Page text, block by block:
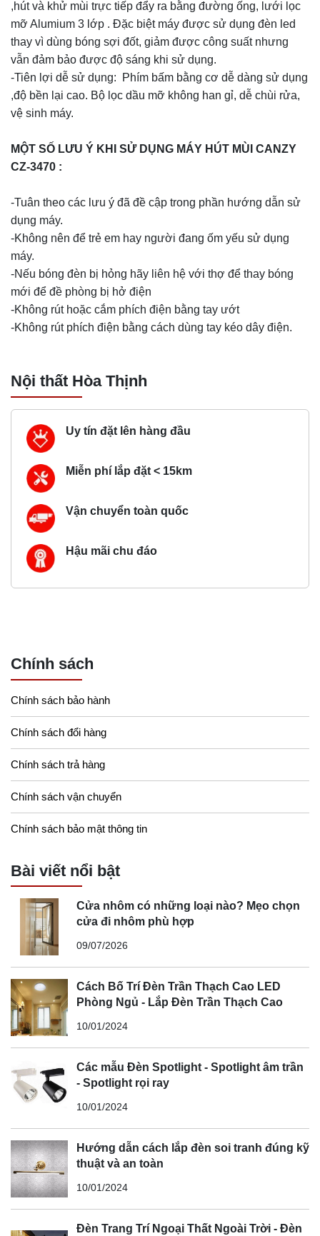
,hút và khử mùi trực tiếp đẩy ra bằng đường ống, lưới lọc
mỡ Alumium 3 lớp . Đặc biệt máy được sử dụng đèn led
thay vì dùng bóng sợi đốt, giảm được công suất nhưng
vẫn đảm bảo được độ sáng khi sử dụng.
-Tiên lợi dễ sử dụng: Phím bấm bằng cơ dễ dàng sử dụng
,độ bền lại cao. Bộ lọc dầu mỡ không han gỉ, dễ chùi rửa,
vệ sinh máy.
MỘT SỐ LƯU Ý KHI SỬ DỤNG MÁY HÚT MÙI CANZY
CZ-3470 :
-Tuân theo các lưu ý đã đề cập trong phần hướng dẫn sử
dụng máy.
-Không nên để trẻ em hay người đang ốm yếu sử dụng
máy.
-Nếu bóng đèn bị hỏng hãy liên hệ với thợ để thay bóng
mới để đề phòng bị hở điện
-Không rút hoặc cắm phích điện bằng tay ướt
-Không rút phích điện bằng cách dùng tay kéo dây điện.
Nội thất Hòa Thịnh
Uy tín đặt lên hàng đầu
Miễn phí lắp đặt < 15km
Vận chuyển toàn quốc
Hậu mãi chu đáo
Chính sách
Chính sách bảo hành
Chính sách đổi hàng
Chính sách trả hàng
Chính sách vận chuyển
Chính sách bảo mật thông tin
Bài viết nổi bật
Cửa nhôm có những loại nào? Mẹo chọn
cửa đi nhôm phù hợp
09/07/2026
Cách Bố Trí Đèn Trần Thạch Cao LED
Phòng Ngủ - Lắp Đèn Trần Thạch Cao
10/01/2024
Các mẫu Đèn Spotlight - Spotlight âm trần
- Spotlight rọi ray
10/01/2024
Hướng dẫn cách lắp đèn soi tranh đúng kỹ
thuật và an toàn
10/01/2024
Đèn Trang Trí Ngoại Thất Ngoài Trời - Đèn